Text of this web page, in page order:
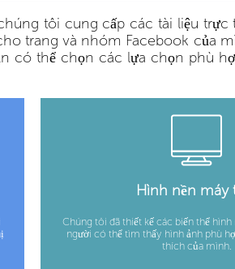
tôi cung cấp các tài liệu
trang và nhóm Facebook của
có thể chọn các lựa chọn phù
Hình nền máy
Chúng tôi đã thiết kế các biến thể hình
người có thể tìm thấy hình ảnh phù
thích của mình.